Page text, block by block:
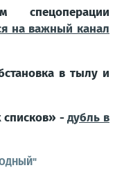
на важный канал
в тылу и
списков» -дубль в